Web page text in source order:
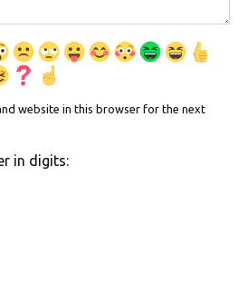
website in this browser for the next
in digits: